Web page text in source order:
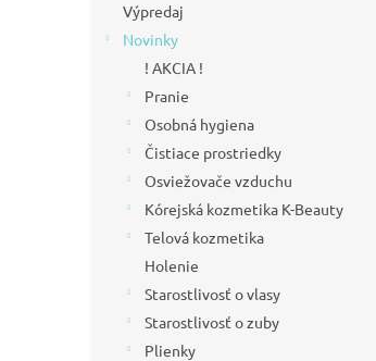
p
Výpredaj
Novinky
! AKCIA !
Pranie
Osobná hygiena
Čistiace prostriedky
Osviežovače vzduchu
Kórejská kozmetika K-Beauty
Telová kozmetika
Holenie
Starostlivosť o vlasy
Starostlivosť o zuby
Plienky